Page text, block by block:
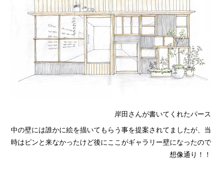
岸田さんが書いてくれたパース
中の壁には誰かに絵を描いてもらう事を提案されてましたが、当
時はピンと来なかったけど後にここがギャラリー壁になったので
想像通り！！